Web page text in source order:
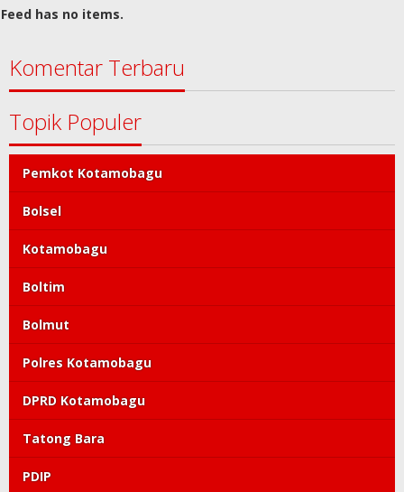
Feed has no items.
Komentar Terbaru
Topik Populer
Pemkot Kotamobagu
Bolsel
Kotamobagu
Boltim
Bolmut
Polres Kotamobagu
DPRD Kotamobagu
Tatong Bara
PDIP